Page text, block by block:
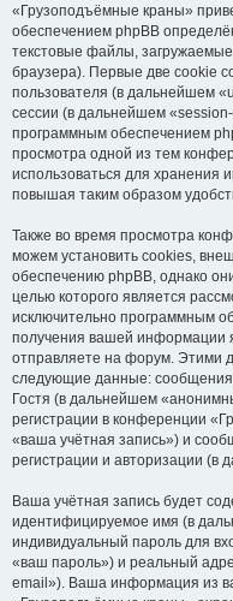
«Грузоподъёмные краны»
обеспечением phpBB
текстовые файлы,
браузера). Первые две cookie
пользователя (в дальнейшем
сессии (в дальнейшем
программным обеспечением
просмотра одной из тем
использоваться для хранения
повышая таким образом
Также во время просмотра
можем установить cookies,
обеспечению phpBB, однако
целью которого является
исключительно программным
получения вашей информации
отправляете на форум. Этими
следующие данные:
Гостя (в дальнейшем
регистрации в конференции
«ваша учётная запись») и
регистрации и авторизации
Ваша учётная запись будет
идентифицируемое имя (в
индивидуальный пароль для
«ваш пароль») и реальный
email»). Ваша информация из